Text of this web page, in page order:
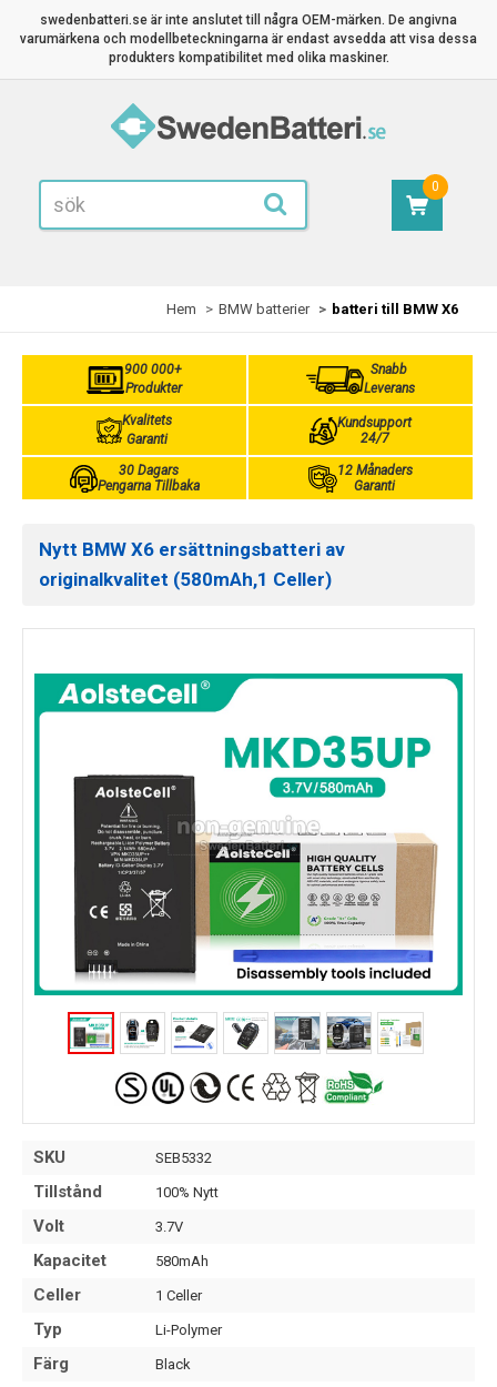
swedenbatteri.se är inte anslutet till några OEM-märken. De angivna
varumärkena och modellbeteckningarna är endast avsedda att visa dessa
produkters kompatibilitet med olika maskiner.
0
Hem BMW batterier batteri till BMW X6
900 000+
Produkter
Snabb
Leverans
Kvalitets
Garanti
Kundsupport
24/7
30 Dagars
Pengarna Tillbaka
12 Månaders
Garanti
Nytt BMW X6 ersättningsbatteri av
originalkvalitet (580mAh,1 Celler)
SKU SEB5332
Tillstånd 100% Nytt
Volt 3.7V
Kapacitet 580mAh
Celler 1 Celler
Typ Li-Polymer
Färg Black